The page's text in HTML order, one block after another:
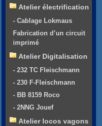
Atelier électrification
- Cablage Lokmaus
Fabrication d’un circuit
imprimé
Atelier Digitalisation
- 232 TC Fleischmann
- 230 F-Fleischmann
- BB 8159 Roco
- 2NNG Jouef
Atelier locos vagons